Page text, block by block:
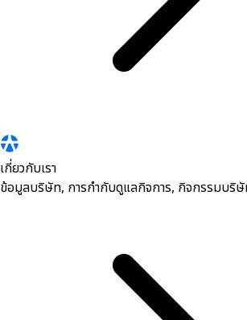
เกี่ยวกับเรา
ข้อมูลบริษัท, การกำกับดูแลกิจการ, กิจกรรมบริ